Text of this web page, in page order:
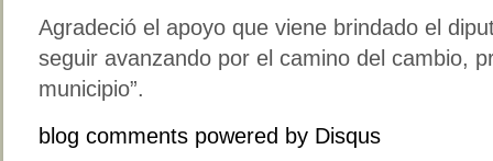
Agradeció el apoyo que viene brindado el
seguir avanzando por el camino del cambio,
municipio”.
blog comments powered by Disqus